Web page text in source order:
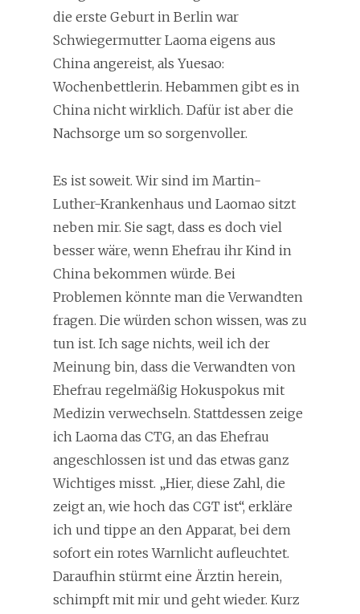
die erste Geburt in Berlin war
Schwiegermutter Laoma eigens aus
China angereist, als Yuesao:
Wochenbettlerin. Hebammen gibt es in
China nicht wirklich. Dafür ist aber die
Nachsorge um so sorgenvoller.
Es ist soweit. Wir sind im Martin-
Luther-Krankenhaus und Laomao sitzt
neben mir. Sie sagt, dass es doch viel
besser wäre, wenn Ehefrau ihr Kind in
China bekommen würde. Bei
Problemen könnte man die Verwandten
fragen. Die würden schon wissen, was zu
tun ist. Ich sage nichts, weil ich der
Meinung bin, dass die Verwandten von
Ehefrau regelmäßig Hokuspokus mit
Medizin verwechseln. Stattdessen zeige
ich Laoma das CTG, an das Ehefrau
angeschlossen ist und das etwas ganz
Wichtiges misst. „Hier, diese Zahl, die
zeigt an, wie hoch das CGT ist“, erkläre
ich und tippe an den Apparat, bei dem
sofort ein rotes Warnlicht aufleuchtet.
Daraufhin stürmt eine Ärztin herein,
schimpft mit mir und geht wieder. Kurz